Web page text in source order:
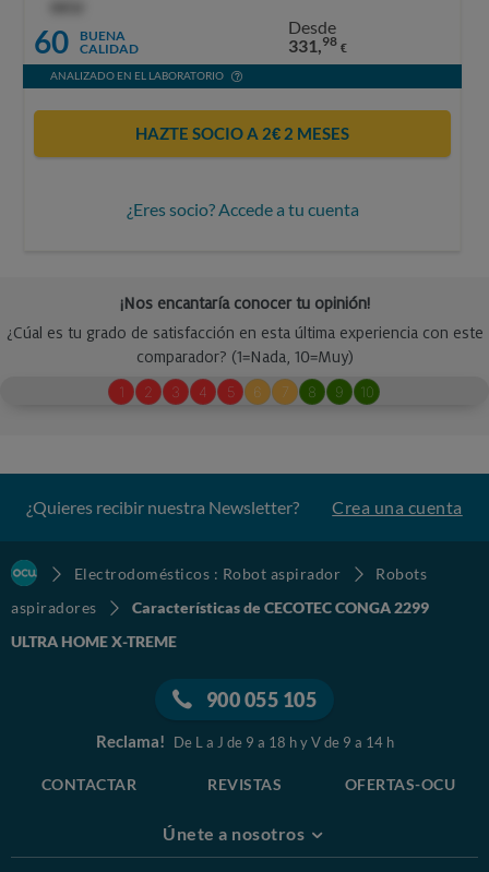
60
BUENA
CALIDAD
Desde
331,98 €
ANALIZADO EN EL LABORATORIO
HAZTE SOCIO A 2€ 2 MESES
¿Eres socio? Accede a tu cuenta
¿Quieres recibir nuestra Newsletter? Crea una cuenta
Electrodomésticos : Robot aspirador
Robots
aspiradores
Características de CECOTEC CONGA 2299
ULTRA HOME X-TREME
900 055 105
Reclama! De L a J de 9 a 18 h y V de 9 a 14 h
CONTACTAR REVISTAS OFERTAS-OCU
Únete a nosotros